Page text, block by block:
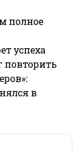
полное
успеха
повторить
в